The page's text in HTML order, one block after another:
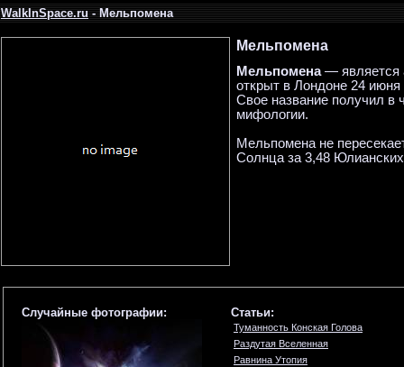
WalkInSpace.ru- Мельпомена
Мельпомена
Мельпомена— является
открыт в Лондоне 24
Свое название получил в
мифологии.
Мельпомена не
Солнца за 3,48 Юлианских
Случайные фотографии: Статьи:
Туманность Конская Голова
Раздутая Вселенная
Равнина Утопия